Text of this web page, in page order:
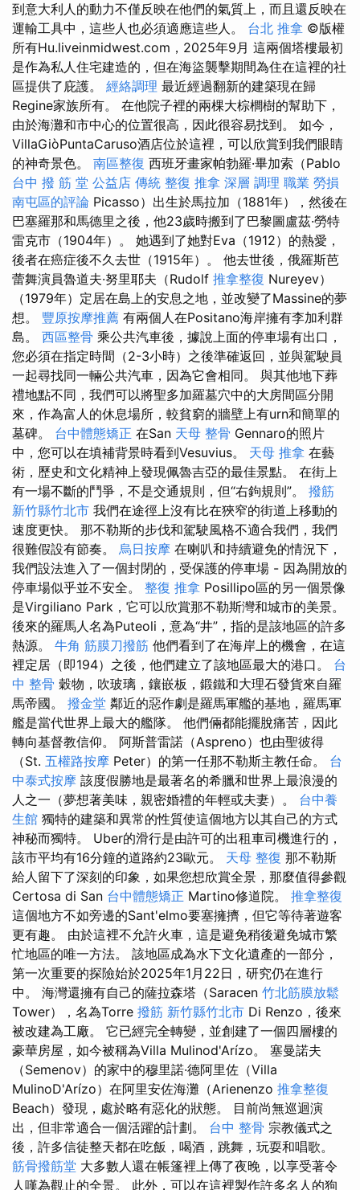
到意大利人的動力不僅反映在他們的氣質上，而且還反映在
運輸工具中，這些人也必須適應這些人。 台北 推拿 ©版權
所有Hu.liveinmidwest.com，2025年9月 這兩個塔樓最初
是作為私人住宅建造的，但在海盜襲擊期間為住在這裡的社
區提供了庇護。 經絡調理 最近經過翻新的建築現在歸
Regine家族所有。 在他院子裡的兩棵大棕櫚樹的幫助下，
由於海灘和市中心的位置很高，因此很容易找到。 如今，
VillaGiòPuntaCaruso酒店位於這裡，可以欣賞到我們眼睛
的神奇景色。 南區整復 西班牙畫家帕勃羅·畢加索（Pablo
台中 撥 筋 堂 公益店 傳統 整復 推拿 深層 調理 職業 勞損
南屯區的評論 Picasso）出生於馬拉加（1881年），然後在
巴塞羅那和馬德里之後，他23歲時搬到了巴黎圖盧茲·勞特
雷克市（1904年）。 她遇到了她對Eva（1912）的熱愛，
後者在癌症後不久去世（1915年）。 他去世後，俄羅斯芭
蕾舞演員魯道夫·努里耶夫（Rudolf 推拿整復 Nureyev）
（1979年）定居在島上的安息之地，並改變了Massine的夢
想。 豐原按摩推薦 有兩個人在Positano海岸擁有李加利群
島。 西區整骨 乘公共汽車後，據說上面的停車場有出口，
您必須在指定時間（2-3小時）之後準確返回，並與駕駛員
一起尋找同一輛公共汽車，因為它會相同。 與其他地下葬
禮地點不同，我們可以將聖多加羅墓穴中的大房間區分開
來，作為富人的休息場所，較貧窮的牆壁上有urn和簡單的
墓碑。 台中體態矯正 在San 天母 整骨 Gennaro的照片
中，您可以在填補背景時看到Vesuvius。 天母 推拿 在藝
術，歷史和文化精神上發現佩魯吉亞的最佳景點。 在街上
有一場不斷的鬥爭，不是交通規則，但“右鉤規則”。 撥筋
新竹縣竹北市 我們在途徑上沒有比在狹窄的街道上移動的
速度更快。 那不勒斯的步伐和駕駛風格不適合我們，我們
很難假設有節奏。 烏日按摩 在喇叭和持續避免的情況下，
我們設法進入了一個封閉的，受保護的停車場 - 因為開放的
停車場似乎並不安全。 整復 推拿 Posillipo區的另一個景像
是Virgiliano Park，它可以欣賞那不勒斯灣和城市的美景。
後來的羅馬人名為Puteoli，意為“井”，指的是該地區的許多
熱源。 牛角 筋膜刀撥筋 他們看到了在海岸上的機會，在這
裡定居（即194）之後，他們建立了該地區最大的港口。 台
中 整骨 穀物，吹玻璃，鑲嵌板，鍛鐵和大理石發貨來自羅
馬帝國。 撥金堂 鄰近的惡作劇是羅馬軍艦的基地，羅馬軍
艦是當代世界上最大的艦隊。 他們倆都能擺脫痛苦，因此
轉向基督教信仰。 阿斯普雷諾（Aspreno）也由聖彼得
（St. 五權路按摩 Peter）的第一任那不勒斯主教任命。 台
中泰式按摩 該度假勝地是最著名的希臘和世界上最浪漫的
人之一（夢想著美味，親密婚禮的年輕或夫妻）。 台中養
生館 獨特的建築和異常的性質使這個地方以其自己的方式
神秘而獨特。 Uber的滑行是由許可的出租車司機進行的，
該市平均有16分鐘的道路約23歐元。 天母 整復 那不勒斯
給人留下了深刻的印象，如果您想欣賞全景，那麼值得參觀
Certosa di San 台中體態矯正 Martino修道院。 推拿整復
這個地方不如旁邊的Sant'elmo要塞擁擠，但它等待著遊客
更有趣。 由於這裡不允許火車，這是避免稍後避免城市繁
忙地區的唯一方法。 該地區成為水下文化遺產的一部分，
第一次重要的探險始於2025年1月22日，研究仍在進行
中。 海灣還擁有自己的薩拉森塔（Saracen 竹北筋膜放鬆
Tower），名為Torre 撥筋 新竹縣竹北市 Di Renzo，後來
被改建為工廠。 它已經完全轉變，並創建了一個四層樓的
豪華房屋，如今被稱為Villa Mulinod'Arízo。 塞曼諾夫
（Semenov）的家中的穆里諾·德阿里佐（Villa
MulinoD'Arízo）在阿里安佐海灘（Arienenzo 推拿整復
Beach）發現，處於略有惡化的狀態。 目前尚無巡迴演
出，但非常適合一個活躍的計劃。 台中 整骨 宗教儀式之
後，許多信徒整天都在吃飯，喝酒，跳舞，玩耍和唱歌。
筋骨撥筋堂 大多數人還在帳篷裡上傳了夜晚，以享受著令
人嘆為觀止的全景。 此外，可以在這裡製作許多名人的狗